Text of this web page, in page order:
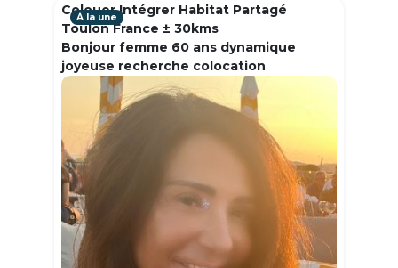
Colouer Intégrer Habitat Partagé
Toulon France ± 30kms
Bonjour femme 60 ans dynamique
joyeuse recherche colocation
À la une